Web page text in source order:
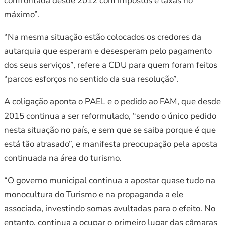
máximo”.
“Na mesma situação estão colocados os credores da
autarquia que esperam e desesperam pelo pagamento
dos seus serviços”, refere a CDU para quem foram feitos
“parcos esforços no sentido da sua resolução”.
A coligação aponta o PAEL e o pedido ao FAM, que desde
2015 continua a ser reformulado, “sendo o único pedido
nesta situação no país, e sem que se saiba porque é que
está tão atrasado”, e manifesta preocupação pela aposta
continuada na área do turismo.
“O governo municipal continua a apostar quase tudo na
monocultura do Turismo e na propaganda a ele
associada, investindo somas avultadas para o efeito. No